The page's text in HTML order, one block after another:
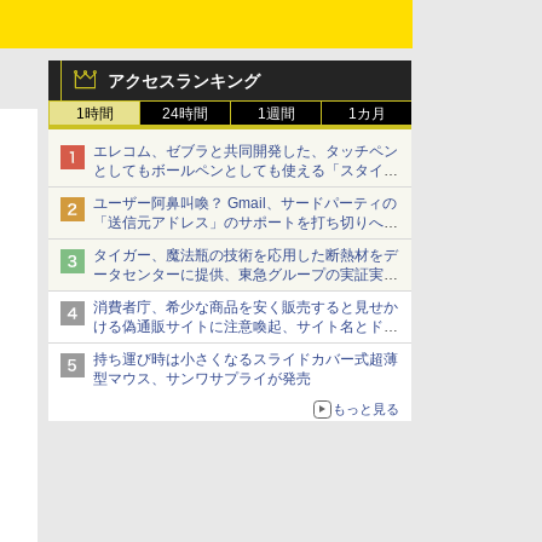
アクセスランキング
1時間 24時間 1週間 1カ月
エレコム、ゼブラと共同開発した、タッチペン
としてもボールペンとしても使える「スタイラ
スツーウェイ」発売 iPadにも紙にも、持ち替
えずに書き込める
ユーザー阿鼻叫喚？ Gmail、サードパーティの
「送信元アドレス」のサポートを打ち切りへ
【やじうまWatch】
タイガー、魔法瓶の技術を応用した断熱材をデ
ータセンターに提供、東急グループの実証実験
で 「ステンレス密封真空断熱パネル TIVIP」
消費者庁、希少な商品を安く販売すると見せか
ける偽通販サイトに注意喚起、サイト名とドメ
イン名を公表
持ち運び時は小さくなるスライドカバー式超薄
型マウス、サンワサプライが発売
もっと見る